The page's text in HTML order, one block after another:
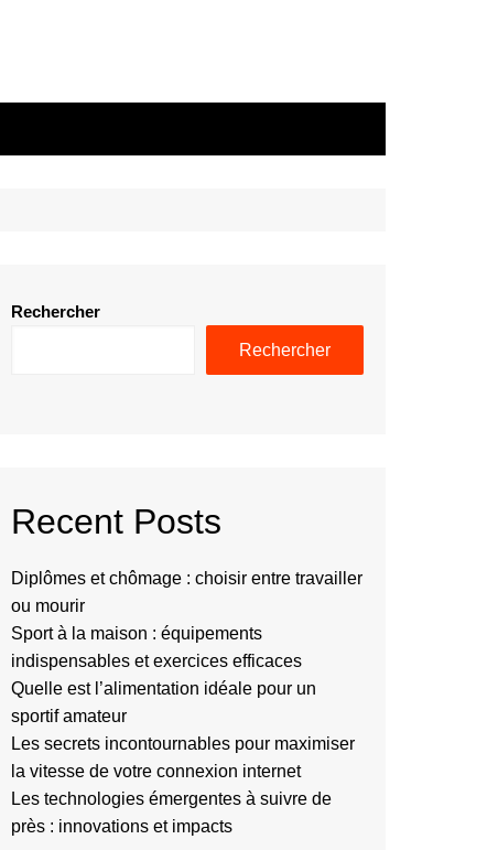
Rechercher
Rechercher
Recent Posts
Diplômes et chômage : choisir entre travailler
ou mourir
Sport à la maison : équipements
indispensables et exercices efficaces
Quelle est l’alimentation idéale pour un
sportif amateur
Les secrets incontournables pour maximiser
la vitesse de votre connexion internet
Les technologies émergentes à suivre de
près : innovations et impacts